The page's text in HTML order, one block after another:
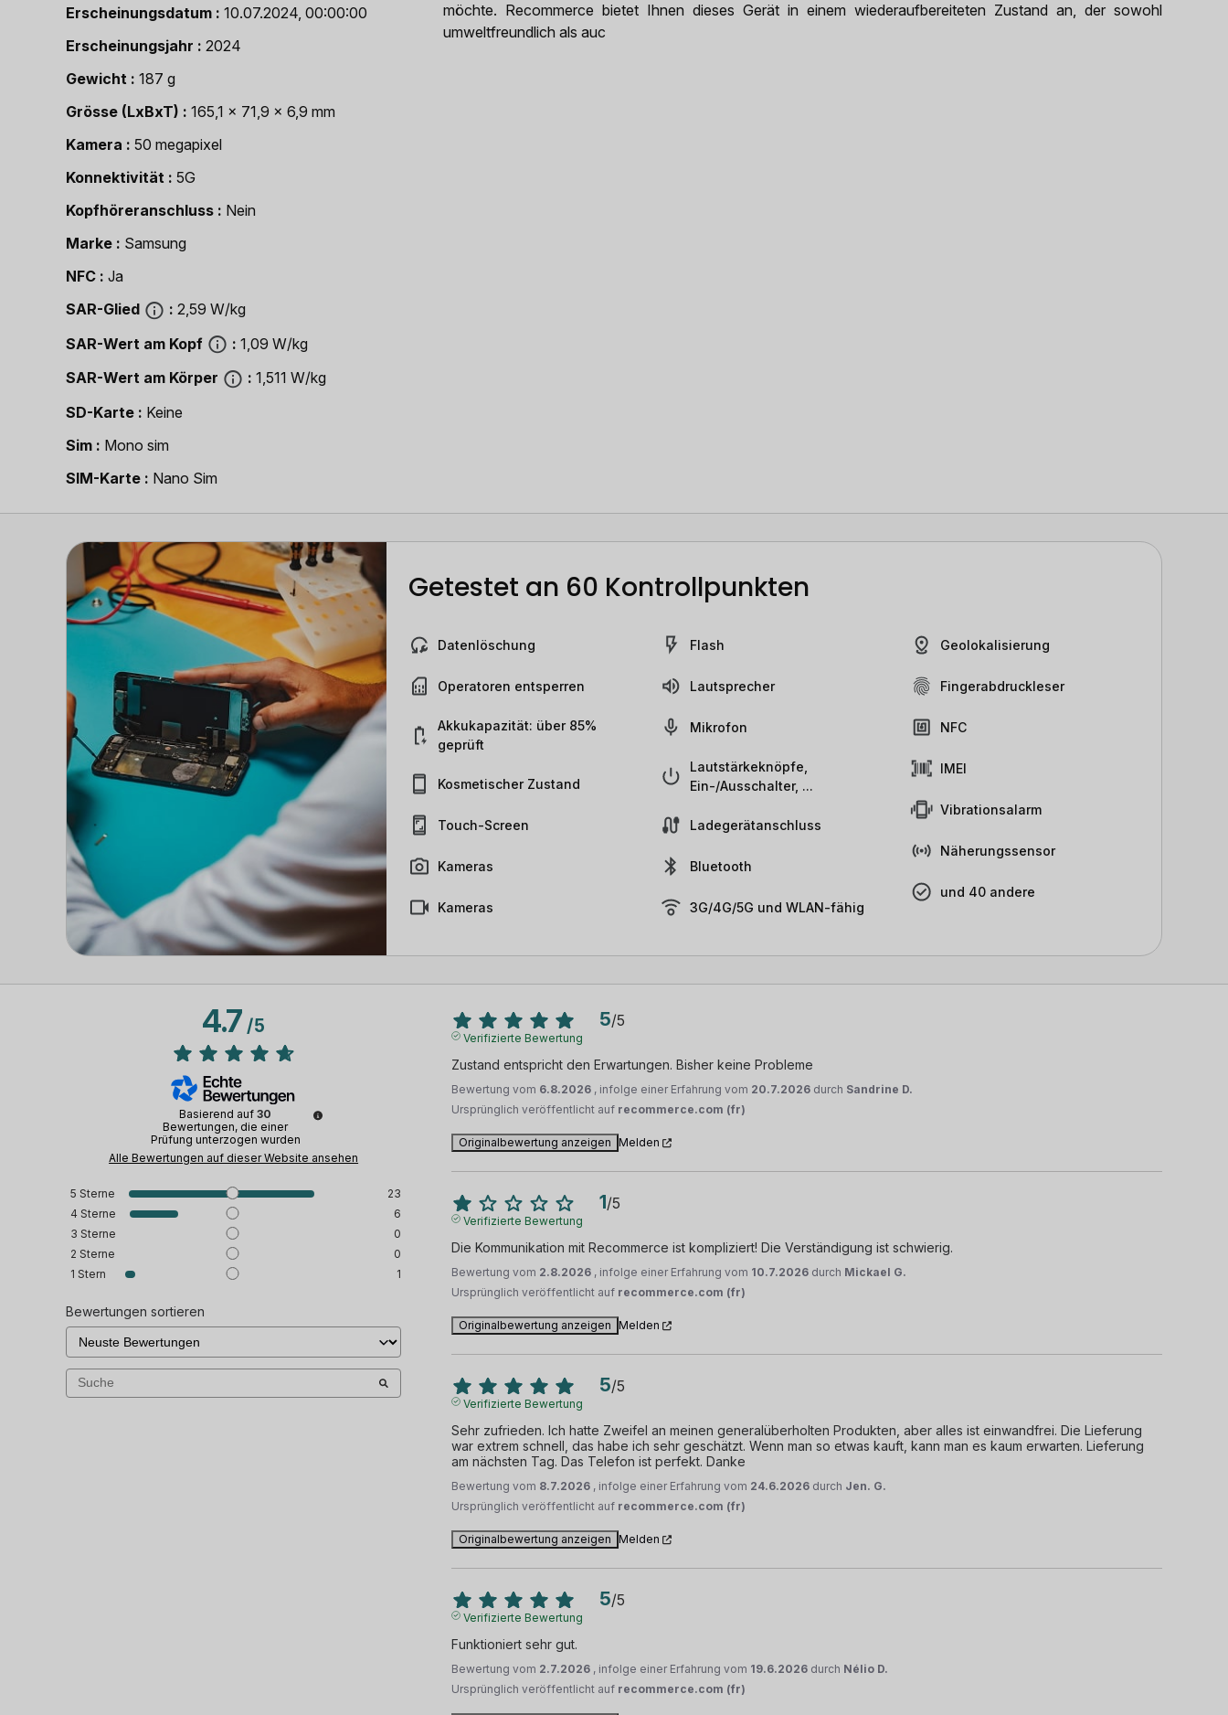
Erscheinungsdatum
10.07.2024, 00:00:00
Erscheinungsjahr
2024
Gewicht
187 g
Grösse (LxBxT)
165,1 x 71,9 x 6,9 mm
Kamera
50 megapixel
Konnektivität
5G
Kopfhöreranschluss
Nein
Marke
Samsung
NFC
Ja
SAR-Glied
2,59 W/kg
SAR-Wert am Kopf
1,09 W/kg
SAR-Wert am Körper
1,511 W/kg
SD-Karte
Keine
Sim
Mono sim
SIM-Karte
Nano Sim
möchte. Recommerce bietet Ihnen dieses Gerät in einem wiederaufbereiteten Zustand an, der sowohl
umweltfreundlich als auc
Getestet an 60 Kontrollpunkten
Datenlöschung
Operatoren entsperren
Akkukapazität: über 85%
geprüft
Kosmetischer Zustand
Touch-Screen
Kameras
Kameras
Flash
Lautsprecher
Mikrofon
Lautstärkeknöpfe,
Ein-/Ausschalter, ...
Ladegerätanschluss
Bluetooth
3G/4G/5G und WLAN-fähig
Geolokalisierung
Fingerabdruckleser
NFC
IMEI
Vibrationsalarm
Näherungssensor
und 40 andere
4.7/5
Basierend auf30
Bewertungen, die einer
Prüfung unterzogen wurden
Alle Bewertungen auf dieser Website ansehen
5 Sterne
23
4 Sterne
6
3 Sterne
0
2 Sterne
0
1 Stern 1
Bewertungen sortieren
5/5
Verifizierte Bewertung
Zustand entspricht den Erwartungen. Bisher keine Probleme
Bewertung vom 6.8.2026 , infolge einer Erfahrung vom 20.7.2026 durch Sandrine D.
Ursprünglich veröffentlicht auf recommerce.com (fr)
Originalbewertung anzeigen Melden
1/5
Verifizierte Bewertung
Die Kommunikation mit Recommerce ist kompliziert! Die Verständigung ist schwierig.
Bewertung vom 2.8.2026 , infolge einer Erfahrung vom 10.7.2026 durch Mickael G.
Ursprünglich veröffentlicht auf recommerce.com (fr)
Originalbewertung anzeigen Melden
5/5
Verifizierte Bewertung
Sehr zufrieden. Ich hatte Zweifel an meinen generalüberholten Produkten, aber alles ist einwandfrei. Die Lieferung
war extrem schnell, das habe ich sehr geschätzt. Wenn man so etwas kauft, kann man es kaum erwarten. Lieferung
am nächsten Tag. Das Telefon ist perfekt. Danke
Bewertung vom 8.7.2026 , infolge einer Erfahrung vom 24.6.2026 durch Jen. G.
Ursprünglich veröffentlicht auf recommerce.com (fr)
Originalbewertung anzeigen Melden
5/5
Verifizierte Bewertung
Funktioniert sehr gut.
Bewertung vom 2.7.2026 , infolge einer Erfahrung vom 19.6.2026 durch Nélio D.
Ursprünglich veröffentlicht auf recommerce.com (fr)